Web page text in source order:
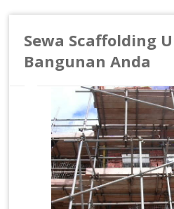
Sewa Scaffolding
Bangunan Anda